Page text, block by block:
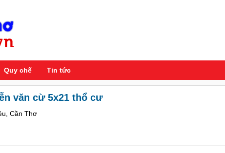
Quy chế Tin tức
văn cừ 5x21 thổ cư
Cần Thơ